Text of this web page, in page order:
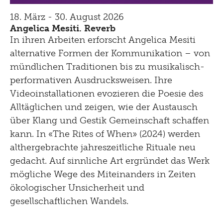
18. März - 30. August 2026
Angelica Mesiti. Reverb
In ihren Arbeiten erforscht Angelica Mesiti
alternative Formen der Kommunikation – von
mündlichen Traditionen bis zu musikalisch-
performativen Ausdrucksweisen. Ihre
Videoinstallationen evozieren die Poesie des
Alltäglichen und zeigen, wie der Austausch
über Klang und Gestik Gemeinschaft schaffen
kann. In «The Rites of When» (2024) werden
althergebrachte jahreszeitliche Rituale neu
gedacht. Auf sinnliche Art ergründet das Werk
mögliche Wege des Miteinanders in Zeiten
ökologischer Unsicherheit und
gesellschaftlichen Wandels.